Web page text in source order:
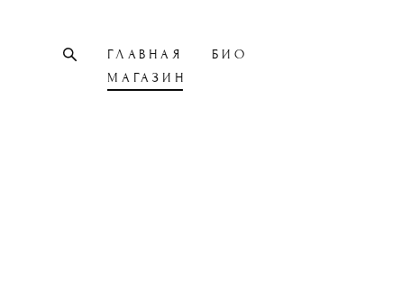
ГЛАВНАЯ
БИО
МАГАЗИН